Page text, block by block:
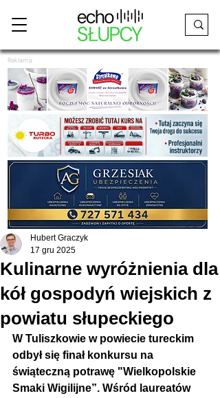
Reklama
Kulinarne wyróżnienia dla
kół gospodyń wiejskich z
powiatu słupeckiego
Hubert Graczyk
17 gru 2025
W Tuliszkowie w powiecie tureckim
odbył się finał konkursu na
świąteczną potrawę "Wielkopolskie
Smaki Wigilijne”. Wśród laureatów